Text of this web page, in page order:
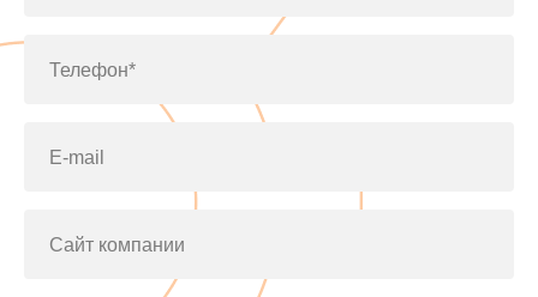
Телефон*
E-mail
Сайт компании